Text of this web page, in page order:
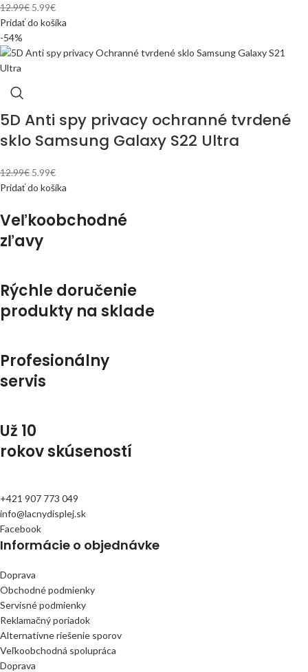
12.99€ 5.99€
Pridať do košíka
-54%
5D Anti spy privacy ochranné tvrdené
sklo Samsung Galaxy S22 Ultra
12.99€ 5.99€
Pridať do košíka
Veľkoobchodné
zľavy
Rýchle doručenie
produkty na sklade
Profesionálny
servis
Už 10
rokov skúseností
+421 907 773 049
info@lacnydisplej.sk
Facebook
Informácie o objednávke
Doprava
Obchodné podmienky
Servisné podmienky
Reklamačný poriadok
Alternatívne riešenie sporov
Veľkoobchodná spolupráca
Doprava